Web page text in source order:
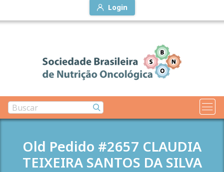
Login
Old Pedido #2657 CLAUDIA
TEIXEIRA SANTOS DA SILVA